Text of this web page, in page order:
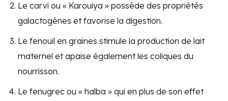
Le carvi ou « Karouiya » possède des propriétés
galactogènes et favorise la digestion.
Le fenouil en graines stimule la production de lait
maternel et apaise également les coliques du
nourrisson.
Le fenugrec ou « halba » qui en plus de son effet